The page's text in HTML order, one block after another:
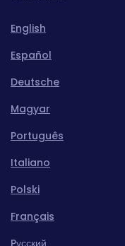
English
Español
Deutsche
Magyar
Português
Italiano
Polski
Français
Pусский